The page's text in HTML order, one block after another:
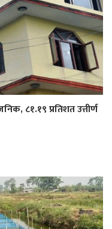
८१.१९ प्रतिशत उत्तीर्ण